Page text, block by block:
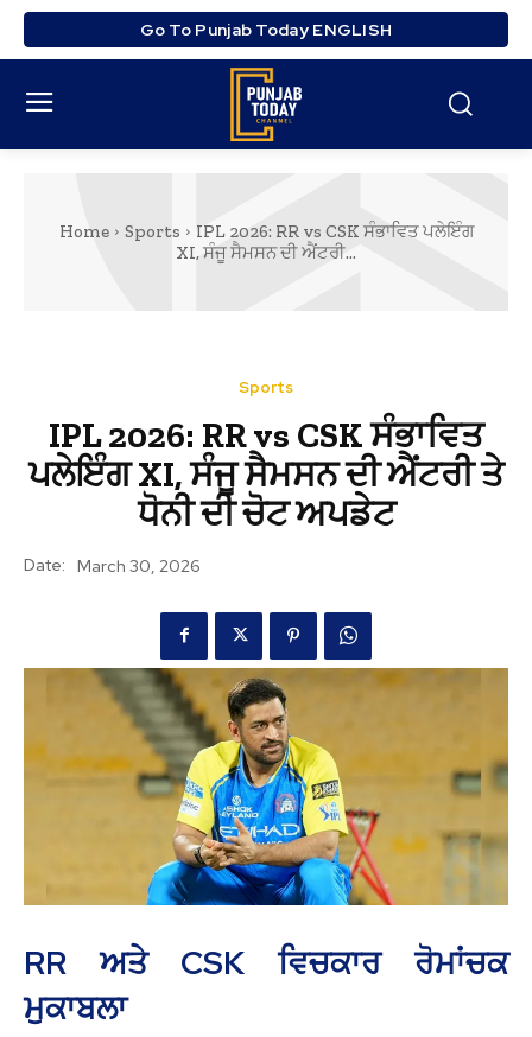
Go To Punjab Today ENGLISH
Home Sports
IPL 2026: RR vs CSK ਸੰਭਾਵਿਤ ਪਲੇਇੰਗ
XI, ਸੰਜੂ ਸੈਮਸਨ ਦੀ ਐਂਟਰੀ...
Sports
IPL 2026: RR vs CSK ਸੰਭਾਵਿਤ
ਪਲੇਇੰਗ XI, ਸੰਜੂ ਸੈਮਸਨ ਦੀ ਐਂਟਰੀ ਤੇ
ਧੋਨੀ ਦੀ ਚੋਟ ਅਪਡੇਟ
Date: March 30, 2026
RR ਅਤੇ CSK ਵਿਚਕਾਰ ਰੋਮਾਂਚਕ
ਮੁਕਾਬਲਾ